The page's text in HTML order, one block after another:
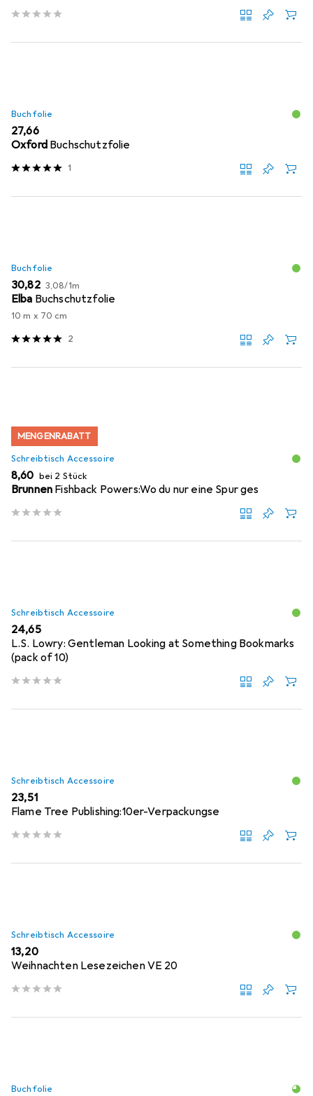
Buchfolie
EUR
27,66
Oxford Buchschutzfolie
1
Buchfolie
EUR
30,82 EUR
3,08/1m
Elba Buchschutzfolie
10 m x 70 cm
2
MENGENRABATT
Schreibtisch Accessoire
EUR
8,60 bei 2 Stück
Brunnen Fishback Powers:Wo du nur eine Spur ges
Schreibtisch Accessoire
EUR
24,65
L.S. Lowry: Gentleman Looking at Something Bookmarks
(pack of 10)
Schreibtisch Accessoire
EUR
23,51
Flame Tree Publishing:10er-Verpackungse
Schreibtisch Accessoire
EUR
13,20
Weihnachten Lesezeichen VE 20
Buchfolie